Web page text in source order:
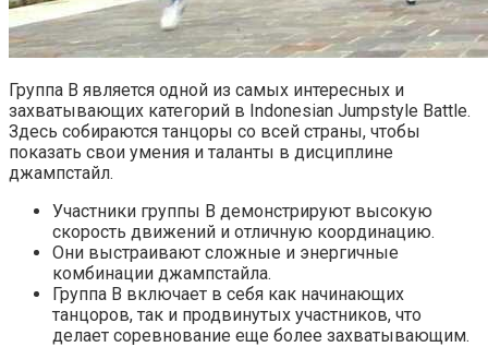
Группа B является одной из самых интересных и
захватывающих категорий в Indonesian Jumpstyle Battle.
Здесь собираются танцоры со всей страны, чтобы
показать свои умения и таланты в дисциплине
джампстайл.
Участники группы B демонстрируют высокую
скорость движений и отличную координацию.
Они выстраивают сложные и энергичные
комбинации джампстайла.
Группа B включает в себя как начинающих
танцоров, так и продвинутых участников, что
делает соревнование еще более захватывающим.